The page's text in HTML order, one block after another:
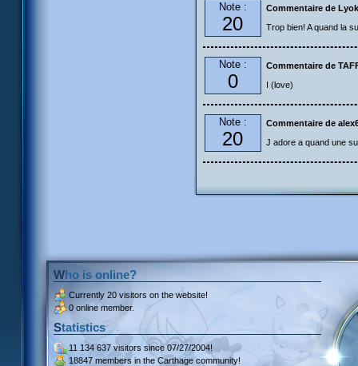
Note :
20
Commentaire de
Trop bien! A quand la
Note :
0
Commentaire de
I (love)
Note :
20
Commentaire de
J adore a quand une
Who is online?
Currently 20 visitors on the website!
0 online member.
Statistics
11 134 637 visitors since 07/27/2004!
18847 members in the Carthage community!